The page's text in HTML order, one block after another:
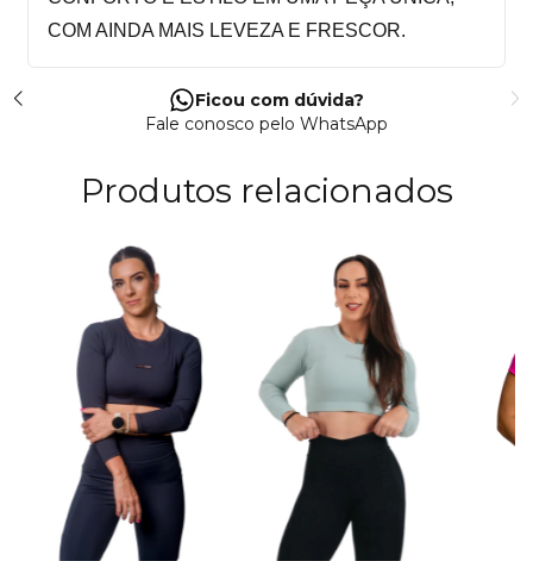
COM AINDA MAIS LEVEZA E FRESCOR.
Ficou com dúvida?
Fale conosco pelo WhatsApp
Produtos relacionados